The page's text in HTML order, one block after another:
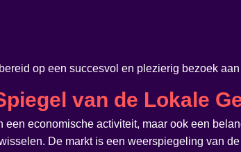
op een succesvol en plezierig bezoek
van de Lokale
een economische activiteit, maar ook een
De markt is een weerspiegeling van